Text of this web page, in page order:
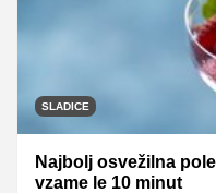
SLADICE
Najbolj osvežilna
vzame le 10 minut